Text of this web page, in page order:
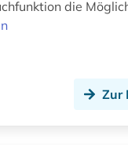
die
Zur